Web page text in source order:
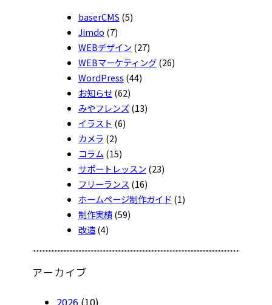
baserCMS (5)
Jimdo (7)
WEBデザイン (27)
WEBマーケティング(26)
WordPress (44)
お知らせ(62)
みやフレンズ(13)
イラスト (6)
カメラ (2)
コラム (15)
サポートレッスン (23)
フリーランス (16)
ホームページ制作ガイド (1)
制作実績(59)
改造(4)
アーカイブ
2026(10)